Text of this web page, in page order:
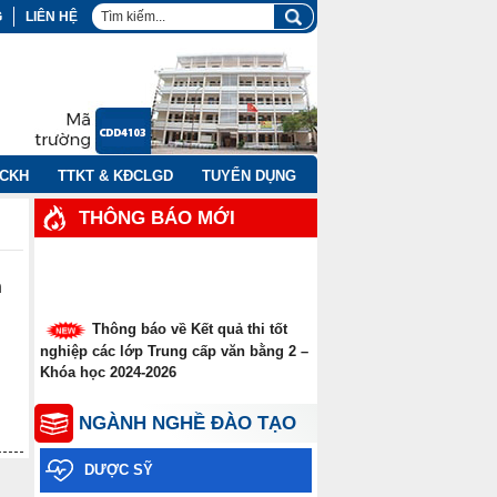
LIÊN HỆ
TTKT & KĐCLGD TUYỂN DỤNG
THÔNG BÁO MỚI
Thông báo về Kết quả thi tốt
nghiệp các lớp Trung cấp văn bằng 2 –
Khóa học 2024-2026
Thông báo thời gian thi tốt
nghiệp các lớp Trung cấp văn bằng
năm 2026
NGÀNH NGHỀ ĐÀO TẠO
DƯỢC SỸ